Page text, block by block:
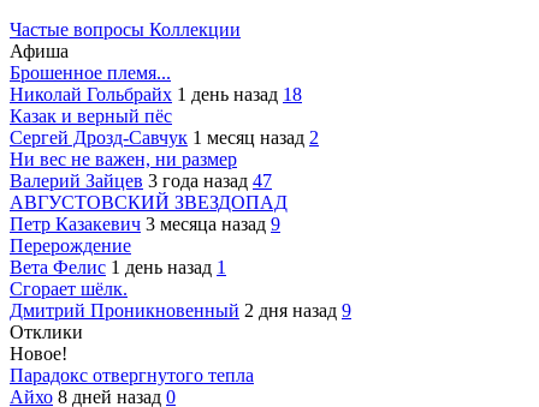
Частые вопросы Коллекции
Афиша
Брошенное племя...
Николай Гольбрайх 1 день назад 18
Казак и верный пёс
Сергей Дрозд-Савчук 1 месяц назад 2
Ни вес не важен, ни размер
Валерий Зайцев 3 года назад 47
АВГУСТОВСКИЙ ЗВЕЗДОПАД
Петр Казакевич 3 месяца назад 9
Перерождение
Вета Фелис 1 день назад 1
Сгорает шёлк.
Дмитрий Проникновенный 2 дня назад 9
Отклики
Новое!
Парадокс отвергнутого тепла
Айхо 8 дней назад 0